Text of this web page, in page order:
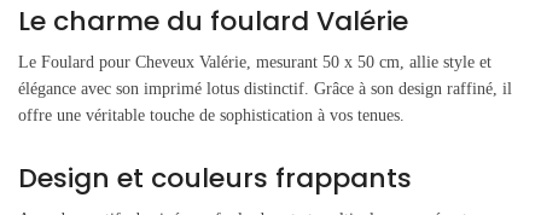
Le charme du foulard Valérie
Le Foulard pour Cheveux Valérie, mesurant 50 x 50 cm, allie style et
élégance avec son imprimé lotus distinctif. Grâce à son design raffiné, il
offre une véritable touche de sophistication à vos tenues.
Design et couleurs frappants